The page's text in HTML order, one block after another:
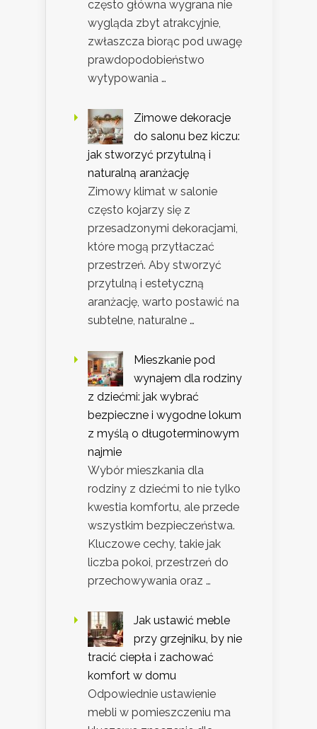
często główna wygrana nie
wygląda zbyt atrakcyjnie,
zwłaszcza biorąc pod uwagę
prawdopodobieństwo
wytypowania …
Zimowe dekoracje
do salonu bez kiczu:
jak stworzyć przytulną i
naturalną aranżację
Zimowy klimat w salonie
często kojarzy się z
przesadzonymi dekoracjami,
które mogą przytłaczać
przestrzeń. Aby stworzyć
przytulną i estetyczną
aranżację, warto postawić na
subtelne, naturalne …
Mieszkanie pod
wynajem dla rodziny
z dziećmi: jak wybrać
bezpieczne i wygodne lokum
z myślą o długoterminowym
najmie
Wybór mieszkania dla
rodziny z dziećmi to nie tylko
kwestia komfortu, ale przede
wszystkim bezpieczeństwa.
Kluczowe cechy, takie jak
liczba pokoi, przestrzeń do
przechowywania oraz …
Jak ustawić meble
przy grzejniku, by nie
tracić ciepła i zachować
komfort w domu
Odpowiednie ustawienie
mebli w pomieszczeniu ma